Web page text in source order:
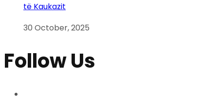
të Kaukazit
30 October, 2025
Follow Us